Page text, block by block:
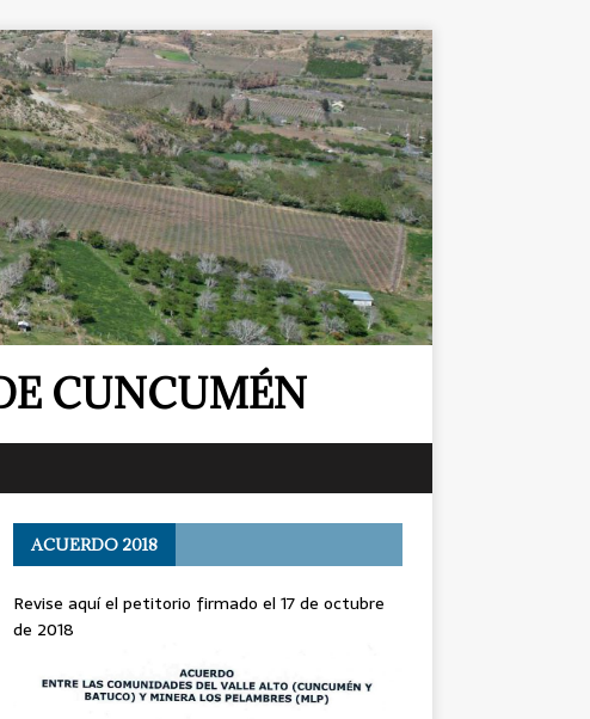
CUNCUMÉN
ACUERDO 2018
Revise aquí el petitorio firmado el 17 de octubre
de 2018